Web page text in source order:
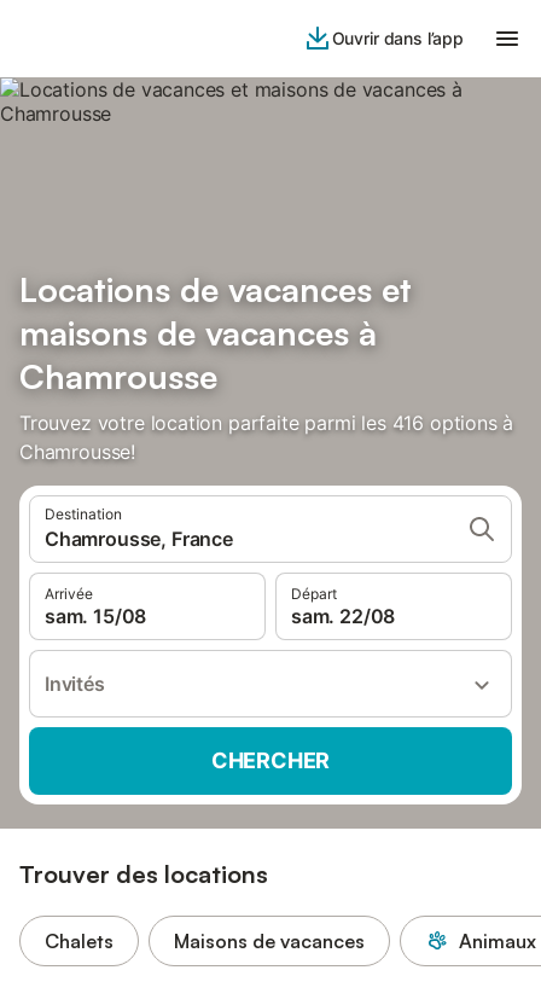
Ouvrir dans l’app
Locations de vacances et
maisons de vacances à
Chamrousse
Trouvez votre location parfaite parmi les 416 options à
Chamrousse!
Destination
Chamrousse, France
Arrivée
sam. 15/08
Départ
sam. 22/08
Invités
CHERCHER
Trouver des locations
Chalets Maisons de vacances